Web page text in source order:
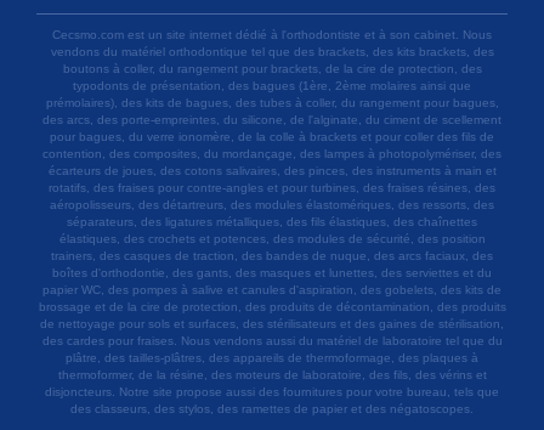
Cecsmo.com est un site internet dédié à l'orthodontiste et à son cabinet. Nous
vendons du matériel orthodontique tel que des brackets, des kits brackets, des
boutons à coller, du rangement pour brackets, de la cire de protection, des
typodonts de présentation, des bagues (1ère, 2ème molaires ainsi que
prémolaires), des kits de bagues, des tubes à coller, du rangement pour bagues,
des arcs, des porte-empreintes, du silicone, de l'alginate, du ciment de scellement
pour bagues, du verre ionomère, de la colle à brackets et pour coller des fils de
contention, des composites, du mordançage, des lampes à photopolymériser, des
écarteurs de joues, des cotons salivaires, des pinces, des instruments à main et
rotatifs, des fraises pour contre-angles et pour turbines, des fraises résines, des
aéropolisseurs, des détartreurs, des modules élastomériques, des ressorts, des
séparateurs, des ligatures métalliques, des fils élastiques, des chaînettes
élastiques, des crochets et potences, des modules de sécurité, des position
trainers, des casques de traction, des bandes de nuque, des arcs faciaux, des
boîtes d'orthodontie, des gants, des masques et lunettes, des serviettes et du
papier WC, des pompes à salive et canules d'aspiration, des gobelets, des kits de
brossage et de la cire de protection, des produits de décontamination, des produits
de nettoyage pour sols et surfaces, des stérilisateurs et des gaines de stérilisation,
des cardes pour fraises. Nous vendons aussi du matériel de laboratoire tel que du
plâtre, des tailles-plâtres, des appareils de thermoformage, des plaques à
thermoformer, de la résine, des moteurs de laboratoire, des fils, des vérins et
disjoncteurs. Notre site propose aussi des fournitures pour votre bureau, tels que
des classeurs, des stylos, des ramettes de papier et des négatoscopes.